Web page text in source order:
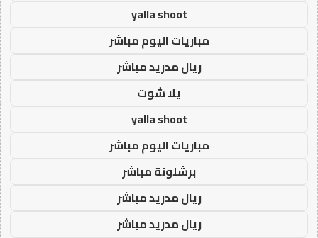
yalla shoot
مباريات اليوم مباشر
ريال مدريد مباشر
يلا شوت
yalla shoot
مباريات اليوم مباشر
برشلونة مباشر
ريال مدريد مباشر
ريال مدريد مباشر